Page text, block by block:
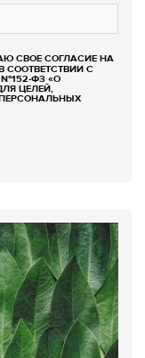
СВОЕ СОГЛАСИЕ НА
С
ФЗ «О
ЦЕЛЕЙ,